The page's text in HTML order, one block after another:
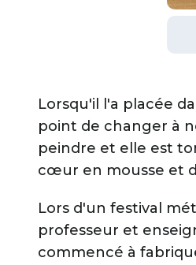
Lorsqu'il l'a placée
point de changer à
peindre et elle est
cœur en mousse et
Lors d'un festival
professeur et
commencé à